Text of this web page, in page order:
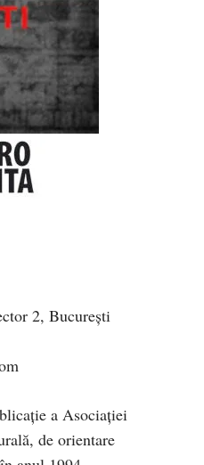
2, București
a Asociaţiei
de orientare